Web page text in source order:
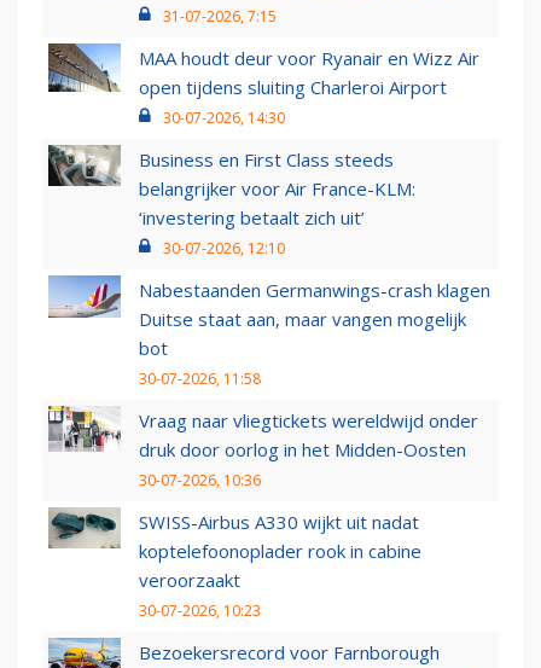
31-07-2026, 7:15
MAA houdt deur voor Ryanair en Wizz Air
open tijdens sluiting Charleroi Airport
30-07-2026, 14:30
Business en First Class steeds
belangrijker voor Air France-KLM:
‘investering betaalt zich uit’
30-07-2026, 12:10
Nabestaanden Germanwings-crash klagen
Duitse staat aan, maar vangen mogelijk
bot
30-07-2026, 11:58
Vraag naar vliegtickets wereldwijd onder
druk door oorlog in het Midden-Oosten
30-07-2026, 10:36
SWISS-Airbus A330 wijkt uit nadat
koptelefoonoplader rook in cabine
veroorzaakt
30-07-2026, 10:23
Bezoekersrecord voor Farnborough